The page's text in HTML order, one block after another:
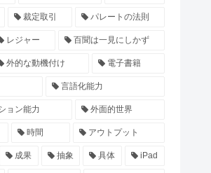
裁定取引 パレートの法則
レジャー 百聞は一見にしかず
外的な動機付け 電子書籍
言語化能力
ョン能力 外面的世界
時間 アウトプット
成果 抽象 具体 iPad